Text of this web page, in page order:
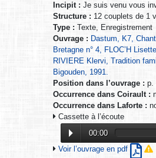
Incipit : Je suis venu vous
Structure : 12 couplets de 1
Type : Texte, Enregistrement
Ouvrage : Dastum, K7,
Bretagne n° 4, FLOC’H
RIVIERE Klervi, Tradition
Bigouden, 1991.
Position dans l’ouvrage : p.
Occurrence dans Coirault :
Occurrence dans Laforte :
Cassette à l’écoute
00:00
Voir l’ouvrage en pdf